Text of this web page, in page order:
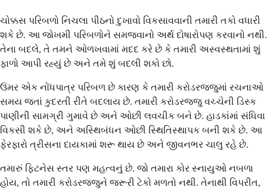
ચોક્કસ પરિબળો નિચલા પીઠનો દુખાવો વિકસાવવાની તમારી તકો વધારી
શકે છે. આ જોખમી પરિબળોને સમજવાનો અર્થ દોષારોપણ કરવાનો નથી.
તેના બદલે, તે તમને ઓળખવામાં મદદ કરે છે કે તમારી અસ્વસ્થતામાં શું
ફાળો આપી રહ્યું છે અને તમે શું બદલી શકો છો.
ઉંમર એક નોંધપાત્ર પરિબળ છે કારણ કે તમારી કરોડરજ્જુમાં રચનાઓ
સમય જતાં કુદરતી રીતે બદલાય છે. તમારી કરોડરજ્જુ વચ્ચેની ડિસ્ક
પાણીની સામગ્રી ગુમાવે છે અને ઓછી લવચીક બને છે. હાડકાંમાં સંધિવા
વિકસી શકે છે, અને અસ્થિબંધન ઓછી સ્થિતિસ્થાપક બની શકે છે. આ
ફેરફારો ત્રીસના દાયકામાં શરૂ થાય છે અને જીવનભર ચાલુ રહે છે.
તમારું ફિટનેસ સ્તર પણ મહત્વનું છે. જો તમારા કોર સ્નાયુઓ નબળા
હોય, તો તમારી કરોડરજ્જુને જરૂરી ટેકો મળતો નથી. તેનાથી વિપરીત,